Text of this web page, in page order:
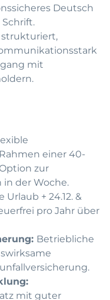
Deutsch
strukturiert,
mit
einer 40-
zur
in der Woche.
Urlaub + 24.12. &
pro Jahr über
Betriebliche
mit guter